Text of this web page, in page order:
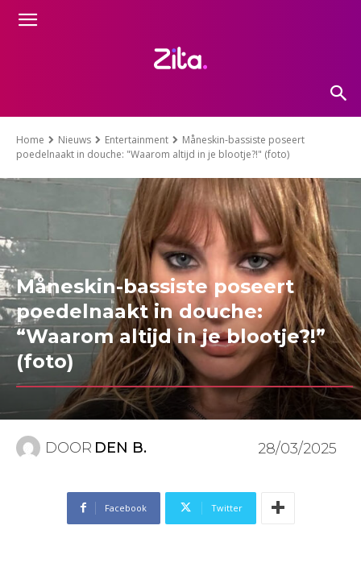
Home Nieuws Entertainment
Måneskin-bassiste poseert
poedelnaakt in douche: "Waarom altijd in je blootje?!" (foto)
Måneskin-bassiste poseert
poedelnaakt in douche:
“Waarom altijd in je blootje?!”
(foto)
DOOR DEN B. 28/03/2025
Facebook Twitter